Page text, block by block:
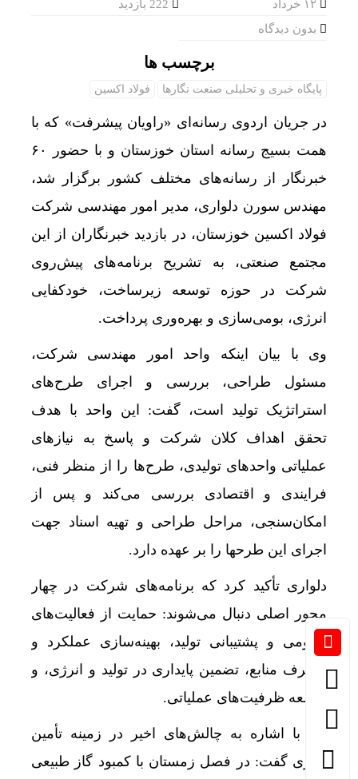
بدون دیدگاه
برچسب ها
پایگاه خبری و تحلیلی صنعت نگارها فولاد اکسین
در جریان اردوی رسانه‌ای «راویان پیشرفت» که با
همت بسیج رسانه استان خوزستان و با حضور ۶۰
خبرنگار از رسانه‌های مختلف کشور برگزار شد،
مهندس سورن دلواری، مدیر امور مهندسی شرکت
فولاد اکسین خوزستان، در بازدید خبرنگاران از این
مجتمع صنعتی، به تشریح برنامه‌های پیش‌روی
شرکت در حوزه توسعه زیرساخت، خودکفایی
انرژی، بومی‌سازی و بهره‌وری پرداخت.
وی با بیان اینکه واحد امور مهندسی شرکت،
مسئول طراحی، بررسی و اجرای طرح‌های
استراتژیک تولید است، گفت: این واحد با هدف
تحقق اهداف کلان شرکت و پاسخ به نیازهای
عملیاتی واحدهای تولیدی، طرح‌ها را از منظر فنی،
فرایندی و اقتصادی بررسی می‌کند و پس از
امکان‌سنجی، مراحل طراحی و تهیه اسناد جهت
اجرای این طرحها را بر عهده دارد.
دلواری تأکید کرد که برنامه‌های شرکت در چهار
محور اصلی دنبال می‌شوند: حمایت از فعالیت‌های
عمومی و پشتیبانی تولید، بهینه‌سازی عملکرد و
مصرف منابع، تضمین پایداری در تولید و انرژی، و
توسعه ظرفیت‌های عملیاتی.
وی با اشاره به چالش‌های اخیر در زمینه تأمین
انرژی گفت: در فصل زمستان با کمبود گاز طبیعی